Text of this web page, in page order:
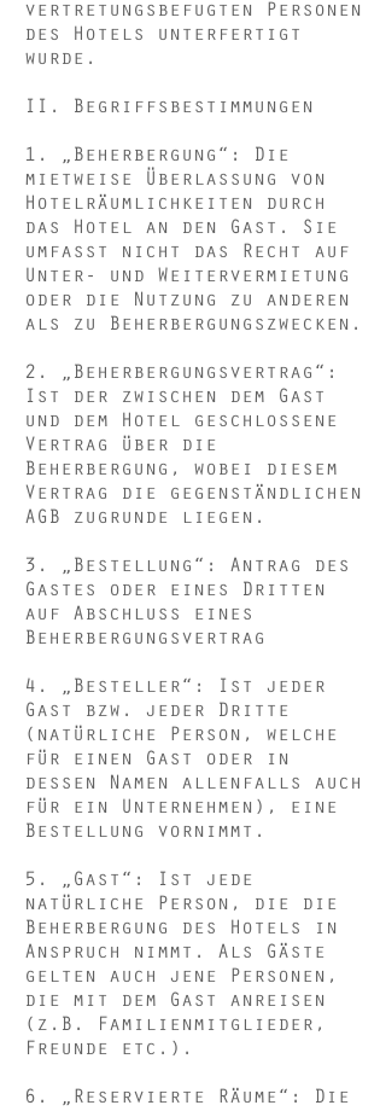
vertretungsbefugten Personen
des Hotels unterfertigt
wurde.
II. Begriffsbestimmungen
1. „Beherbergung“: Die
mietweise Überlassung von
Hotelräumlichkeiten durch
das Hotel an den Gast. Sie
umfasst nicht das Recht auf
Unter- und Weitervermietung
oder die Nutzung zu anderen
als zu Beherbergungszwecken.
2. „Beherbergungsvertrag“:
Ist der zwischen dem Gast
und dem Hotel geschlossene
Vertrag über die
Beherbergung, wobei diesem
Vertrag die gegenständlichen
AGB zugrunde liegen.
3. „Bestellung“: Antrag des
Gastes oder eines Dritten
auf Abschluss eines
Beherbergungsvertrag
4. „Besteller“: Ist jeder
Gast bzw. jeder Dritte
(natürliche Person, welche
für einen Gast oder in
dessen Namen allenfalls auch
für ein Unternehmen), eine
Bestellung vornimmt.
5. „Gast“: Ist jede
natürliche Person, die die
Beherbergung des Hotels in
Anspruch nimmt. Als Gäste
gelten auch jene Personen,
die mit dem Gast anreisen
(z.B. Familienmitglieder,
Freunde etc.).
6. „Reservierte Räume“: Die